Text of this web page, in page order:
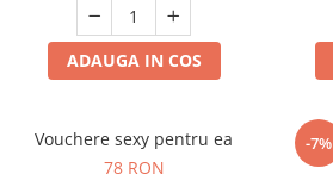
ADAUGA IN COS
Vouchere sexy pentru ea
78 RON
-7%